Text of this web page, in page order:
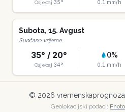
Osjećaj 35° 0.1 mm/h
Subota, 15. Avgust
Sunčano vrijeme
35° / 20°
Osjećaj 34°
0%
0.1 mm/h
© 2026
Geolokacijski podaci: